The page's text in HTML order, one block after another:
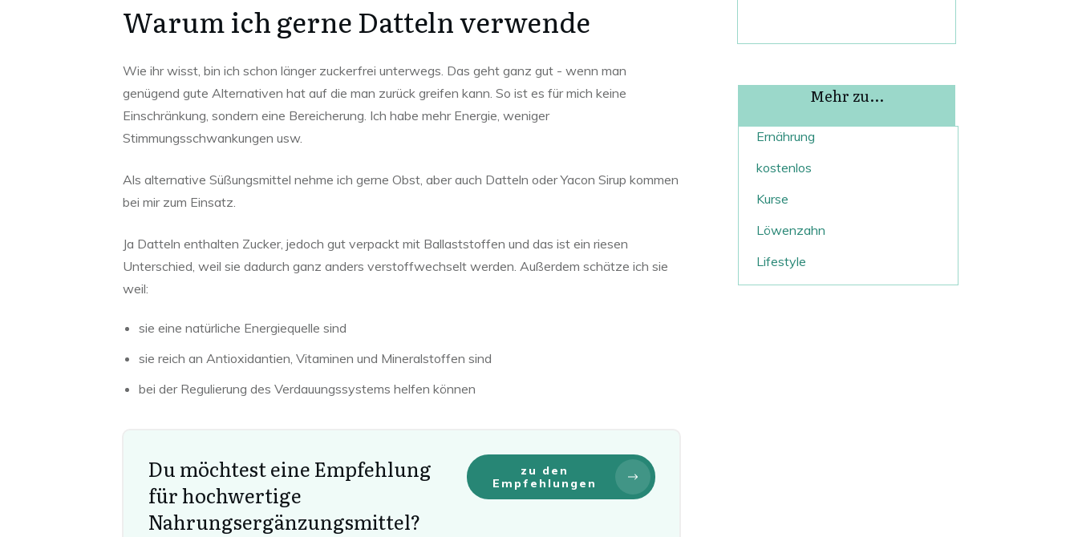
Warum ich gerne Datteln verwende
Wie ihr wisst, bin ich schon länger zuckerfrei unterwegs. Das geht ganz gut - wenn man
genügend gute Alternativen hat auf die man zurück greifen kann. So ist es für mich keine
Einschränkung, sondern eine Bereicherung. Ich habe mehr Energie, weniger
Stimmungsschwankungen usw.
Als alternative Süßungsmittel nehme ich gerne Obst, aber auch Datteln oder Yacon Sirup kommen
bei mir zum Einsatz.
Ja Datteln enthalten Zucker, jedoch gut verpackt mit Ballaststoffen und das ist ein riesen
Unterschied, weil sie dadurch ganz anders verstoffwechselt werden. Außerdem schätze ich sie
weil:
sie eine natürliche Energiequelle sind
sie reich an Antioxidantien, Vitaminen und Mineralstoffen sind
bei der Regulierung des Verdauungssystems helfen können
Du möchtest eine Empfehlung
für hochwertige
Nahrungsergänzungsmittel?
zu den
Empfehlungen
Mehr zu...
Ernährung
kostenlos
Kurse
Löwenzahn
Lifestyle